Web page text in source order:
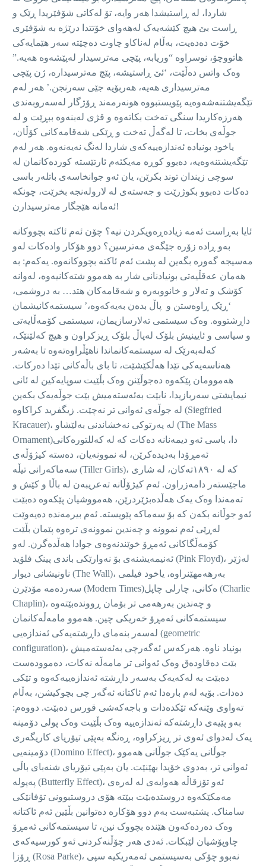
شاردا، لە ڕاستیشدا هەر وایە، تۆ لەکاتی شۆفێریدا ڕێک و
ڕاست بێ هیچ کێشەیەک لەهەوای خۆتتدا درێژە بە شۆفێری
خۆت دەدەیت، بەڵام لەناکاو چاوت دەچێتە سەر هێمایەکی
هاتووچۆ، نوسراوە “وریابە، پێچی مەترسیدار لەپێشەوە هەیە.”
وەک واتس دەڵێت، ‘ئێ ڕاستیشە، پێچ مەترسیدارە، ژن پێچی
مەترسیداری هەیە، هەربۆیە جێی سەرنجن.’ هەر لەم
تێگەیشتنەشەوەیە پێویستبووە هونەرمەند ڕۆژگار لەسەروبەندی
هەرزەکاریدا سنگی تەخت بکاتەوە و قژی لەبنەوە ببڕێت و لە
جوڵەی بخات، تا لەگەڵ تەخت و ڕێکی شەقامەکانی کۆڵان،
یاخود بونیادە ئەندازەییەکەی شاردا لەنگ نەیەنەوە. هەر لەم
تێگەیشتنەوەیە، دەبوو کوڕە مەیکئەم ئارتێستە کوردەکانمان لە
سوچی زیندان توند بکرێن، یان ئەو جوانخاسەی باتلەر باسی
دەکات دەبوو بکوژرێت و جەستەی لە لارولەنجە بخرێت، چونکە
ئەمانە هێجگار مەترسیدارن!
ئایا بەڕاست ئەمە زیادەڕەویکردن نیە؟ چۆن ئەم ئاکتە بچووکانە
بەو ڕادە زۆرە جێگەی مەترسین؟ دوو هۆکار وادەکات لەو
مەسیجە گەورە بگەین لە پشت ئەم ئاکتە بچووکانەوە. یەکەم: بە
هەمان عەقڵیەتی بونیادنانی شار بە هەموو شتەکانیەوە، لەوانە
کۆشک و تەلار و خانووبەرە و شەقامەکان هتد… بە دروشمی،
‘ڕێک ڕاوەستن و پاڵ بدەن بەیەکەوە،’ سیستمەکانیشمان
داڕشتووە. وەک سیستمی تەلارسازیمان، سیستمی کۆمەڵایەتی
و سیاسی و ئایینیش بلۆک لەپاڵ بلۆک ڕیزکراون و هیچ کەلێنێک،
کەلەبەرێک لە سیستمەکانماندا ناهێڵراوەتەوە تا بەشەر
هەناسەیەکی تێدا هەڵکێشێت، تا بای باڵەکانی تێدا دەرکات.
هەموومان پێکەوە دەجوڵێنن وەک بڵێیت سوپایەکین لە ئانی
نیمایشتی سەربازیدا، نابێت بەئەستەمیش بێت جوڵەیەک بکەین
لە جوڵەی ئەوانی تر نەچێت. زیگفرید کراکاوە (Siegfried
Kracauer)، لە پەرتوکی نەخشاندنی بەلێشاو (The Mass
Ornament)دا، باسی ئەو دیمەنانە دەکات کە لە کەللتورەکانی
ئەمڕۆدا بەدیدەکرێن، لە نموونەیان، دەستە کیژۆڵەی
سەماکەرانی تیڵە (Tiller Girls)، کە لە ١٨٩٠تەکان، لە شاری
ماجێستەر دامەزراون. ئەم کیژۆڵانە تەعریبەن لە باڵا و کێش و
تەمەندا وەک یەک هەڵدەبژێردرێن، هەمووشیان پێکەوە دەبێت
ئەو جوڵانە بکەن کە بۆ سەماکە پێویستە. ئەم بیرمەندە دەیەوێت
لەڕێی ئەم نموونە و چەندین نموونەی ترەوە پێمان بڵێت
کۆمەڵگاکانی ئەمڕۆ خوێندنەوەی جوادا هەڵدەگرن. لەو
ئەنیمەیشنەی بۆ نەوارێکی باندی پینک فلۆید (Pink Floyd)، لەژێر
ناونیشانی دیوار (The Wall)، بەرهەمهێنراوە، یاخود فیلمی
سەردەمە مۆدێرن (Modern Times)ەکانی، چارلی چاپل (Charlie
Chaplin)، و چەندین بەرهەمی تر بۆمان ڕووندەبێتەوە
سیستمەکانی ئەمڕۆ خەریکی چین. هەموو مامەڵەکانمان
لەسەر بنەمای داڕشتەیەکی ئەندازەیی (geometric
configuration)، بونیاد ناوە. هەرکەس ئەگەرچی بەئەستەمیش
بێت دەقاودەق وەک ئەوانی تر مامەڵە نەکات، دەموودەست
دەبێت بە لەکەیەک بەسەر داڕشتە ئەندازەییەکەوە و تێکی
دەدات. بۆیە لەم بارەدا ئەم ئاکتانە ئەگەر چی بچوکیشن، بەڵام
تەواوی وێنەکە تێکدەدات و باجەکەشی قورس دەبێت. دووەم:
بەو پێیەی داڕشتەکە ئەندازەییە وەک بڵێیت وەک پولی دۆمینە
یەک لەدوای ئەوی تر ڕیزکراوە، ڕەنگە بەپێی تیۆریای کاریگەری
دۆمینەیی (Domino Effect)، جوڵانی یەکێک جوڵانی هەموو
ئەوانی تر، بەدوی خۆیدا بهێنێت. یان بەپێی تیۆریای شنەبای باڵی
پەپولە (Butterfly Effect)، ئەو تۆزقاڵە هەوایەی لە لەرەی
مەمکێکەوە دروستدەبێت ببێتە هۆی دروستبوونی تۆفانێکی
سامناک. پشتبەست بەم دوو هۆکارە دەتوانین بڵێین ئەم ئاکتانە
وەک دەردەکەون هێندە بچووک نین، تا سیستمەکانی ئەمڕۆ
چاوپۆشیان لێبکات. ئەدی هەر چۆڵنەکردنی ئەو کورسیەکەی
ڕۆزا (Rosa Parke)، نەبوو چۆکی بەسیستمی ئەمەریکیە سپی